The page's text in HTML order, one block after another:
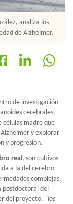
analiza los
de Alzheimer.
de investigación
cerebrales,
células madre que
y explorar
y progresión.
real, son cultivos
a la del cerebro
complejas.
postdoctoral del
del proyecto, “los